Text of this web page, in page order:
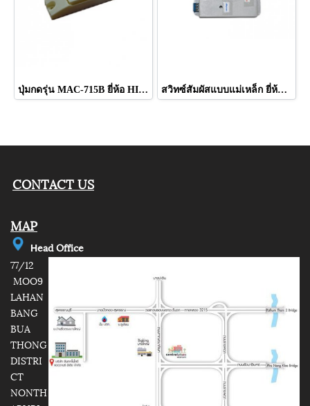
ปุ่มกดรุ่น MAC-715B ยี่ห้อ HIVIEW สวิทซ์สัมผัสแบบแม่เหล็ก ยี่ห้อ HIVIEW
CONTACT US
MAP
Head Office
77/12
MOO9
LAHAN
BANG
BUA
THONG
DISTRI
CT
NONTH